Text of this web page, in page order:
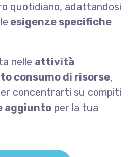
quotidiano, adattandosi
esigenze specifiche
nelle attività
consumo di risorse,
concentrarti su compiti
aggiunto per la tua